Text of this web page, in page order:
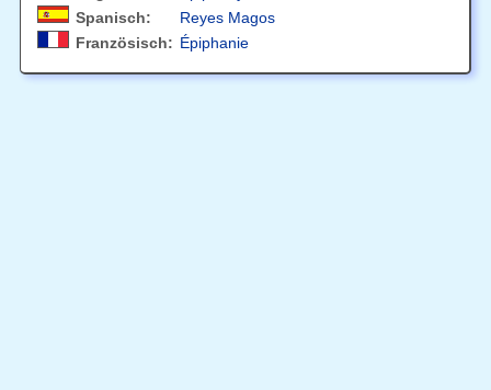
Spanisch:
Reyes Magos
Französisch: Épiphanie